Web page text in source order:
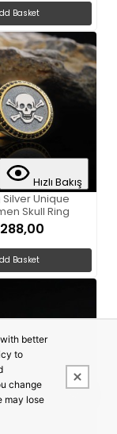
Basket
Hızlı Bakış
Unique
Skull Ring
Basket
better
to
change
may lose